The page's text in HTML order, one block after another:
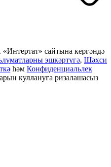
сайтына кергәндә
эшкәртүгә, Шәхси
һәм Конфиденциальлек
куллануга ризалашасыз